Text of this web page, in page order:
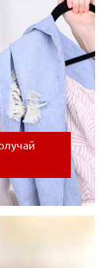
на
выгодным